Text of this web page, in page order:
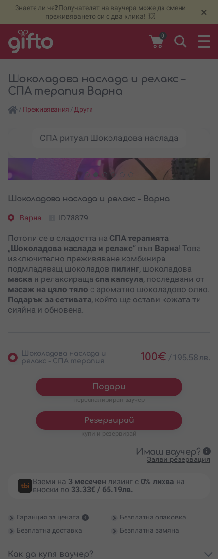
Знаете ли че❓Получателят на ваучера може да смени
преживяването си с два клика! 💥
×
0
Шоколадова наслада и релакс –
СПА терапия Варна
/ Преживявания / Други
СПА ритуал Шоколадова наслада
Шоколадова наслада и релакс - Варна
Варна ID78879
Потопи се в сладостта на СПА терапията
„Шоколадова наслада и релакс“ във Варна! Това
изключително преживяване комбинира
подмладяващ шоколадов пилинг, шоколадова
маска и релаксираща спа капсула, последвани от
масаж на цяло тяло с ароматно шоколадово олио.
Подарък за сетивата, който ще остави кожата ти
сияйна и обновена.
Шоколадова наслада и
релакс - СПА терапия
100€ /195.58 лв.
Подари
персонализиран ваучер
Резервирай
купи и резервирай
Имаш ваучер?
Заяви резервация
Вземи на 3 месечен лизинг с 0% лихва на
вноски по 33.33€ / 65.19лв.
Гаранция за цената
Безплатна опаковка
Безплатна доставка
Безплатна замяна
Как да купя ваучер?